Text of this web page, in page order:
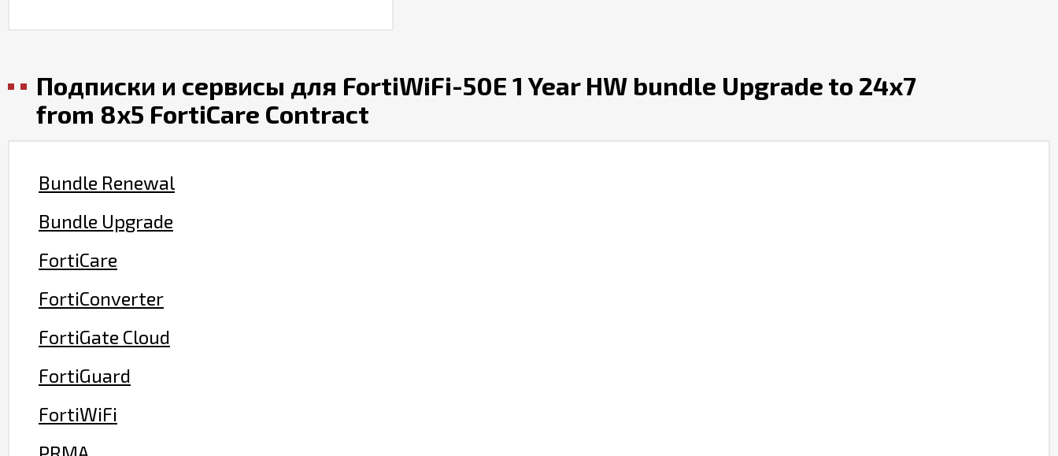
Подписки и сервисы для FortiWiFi-50E 1 Year HW bundle Upgrade to 24x7
from 8x5 FortiCare Contract
Bundle Renewal
Bundle Upgrade
FortiCare
FortiConverter
FortiGate Cloud
FortiGuard
FortiWiFi